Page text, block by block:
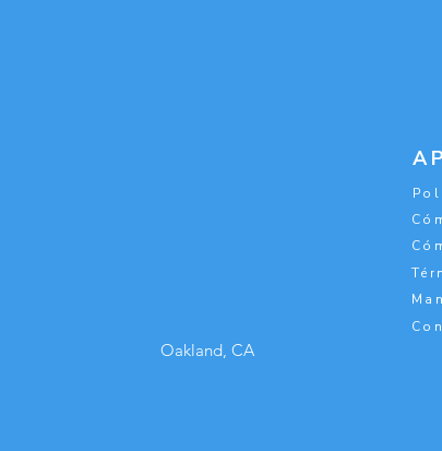
Oakland, CA